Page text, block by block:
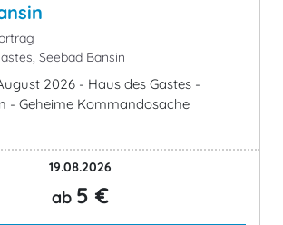
Seebad Bansin
2026 - Haus des Gastes -
- Geheime Kommandosache
19.08.2026
ab 5 €